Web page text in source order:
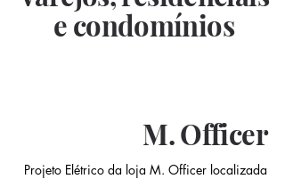
M. Officer
Projeto Elétrico da loja M. Officer localizada
e condomínios